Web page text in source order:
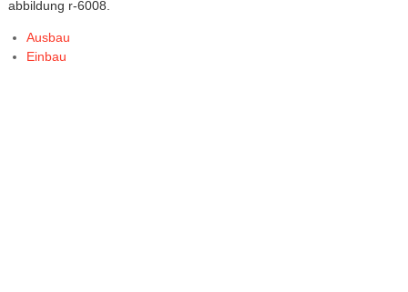
abbildung r-6008.
Ausbau
Einbau